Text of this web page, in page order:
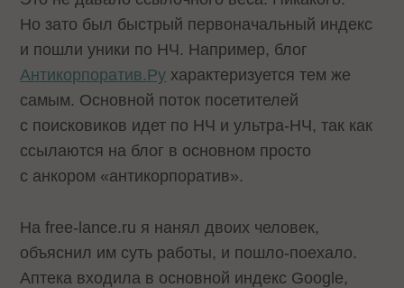
Но зато был быстрый первоначальный индекс
и пошли уники по НЧ. Например, блог
Антикорпоратив.Ру характеризуется тем же
самым. Основной поток посетителей
с поисковиков идет по НЧ и ультра-НЧ, так как
ссылаются на блог в основном просто
с анкором «антикорпоратив».
На free-lance.ru я нанял двоих человек,
объяснил им суть работы, и пошло-поехало.
Аптека входила в основной индекс Google,